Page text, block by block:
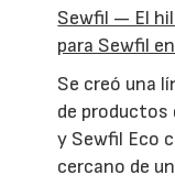
Sewfil — El
para Sewfil
Se creó una
de productos
y Sewfil Eco
cercano de